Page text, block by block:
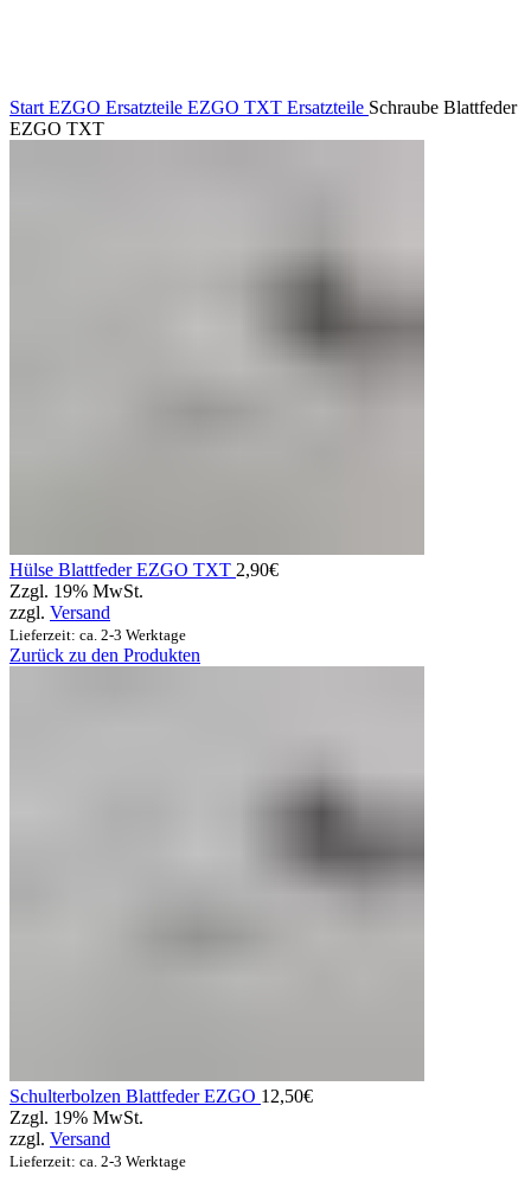
Start EZGO Ersatzteile EZGO TXT Ersatzteile Schraube Blattfeder
EZGO TXT
Hülse Blattfeder EZGO TXT 2,90€
Zzgl. 19% MwSt.
zzgl. Versand
Lieferzeit: ca. 2-3 Werktage
Zurück zu den Produkten
Schulterbolzen Blattfeder EZGO 12,50€
Zzgl. 19% MwSt.
zzgl. Versand
Lieferzeit: ca. 2-3 Werktage